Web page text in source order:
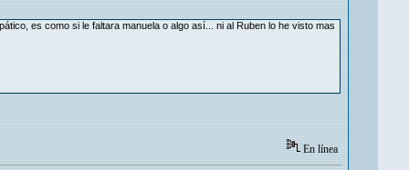
es como si le faltara manuela o algo así... ni al Ruben lo he visto mas
En línea